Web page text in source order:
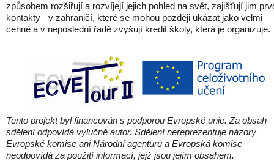
způsobem rozšiřují a rozvíjejí jejich pohled na svět, zajišťují jim
kontakty
v zahraničí, které se mohou později ukázat jako velmi
cenné a v neposlední řadě zvyšují kredit školy, která je organizuje.
Tento projekt byl financován s podporou Evropské unie. Za obsah
sdělení odpovídá výlučně autor. Sdělení nereprezentuje názory
Evropské komise ani Národní agenturu a Evropská komise
neodpovídá za použití informací, jejž jsou jejím obsahem.